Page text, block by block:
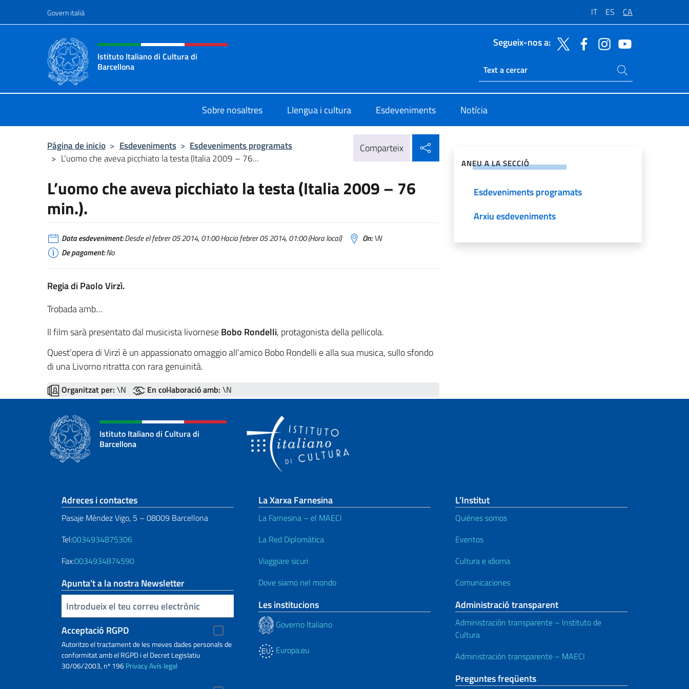
Govern italià IT ES CA
Intestazione sito, social e menù
Istituto Italiano di Cultura di
Barcellona
Segueix-nos a:
Ricerca sito live
Cerca en el web
Sobre nosaltres Llengua i cultura Esdeveniments Notícia
Página de inicio > Esdeveniments > Esdeveniments programats
> L’uomo che aveva picchiato la testa (Italia 2009 – 76...
Comparteix
L’uomo che aveva picchiato la testa (Italia 2009 – 76
min.).
Data esdeveniment:Desde el febrer 05 2014, 01:00 Hacia febrer 05 2014, 01:00 (Hora local) On:\N
De pagament:No
Regia di Paolo Virzì.
Trobada amb…
Il film sarà presentato dal musicista livorneseBobo Rondelli, protagonista della pellicola.
Quest’opera di Virzì è un appassionato omaggio all’amico Bobo Rondelli e alla sua musica, sullo sfondo
di una Livorno ritratta con rara genuinità.
Organitzat per: \N En col·laboració amb: \N
ANEU A LA SECCIÓ
Esdeveniments programats
Arxiu esdeveniments
Istituto Italiano di Cultura di
Barcellona
Sezione footer
Adreces i contactes
Pasaje Méndez Vigo, 5 – 08009 Barcellona
Tel:0034934875306
Fax:0034934874590
Apunta’t a la nostra Newsletter
Inserisci la tua email
Acceptació RGPD
Autoritzo el tractament de les meves dades personals de
conformitat amb el RGPD i el Decret Legislatiu
30/06/2003, nº 196PrivacyAvís legal
La Xarxa Farnesina
La Farnesina – el MAECI
La Red Diplomática
Viaggiare sicuri
Dove siamo nel mondo
Les institucions
Governo Italiano
Europa.eu
L’Institut
Quiénes somos
Eventos
Cultura e idioma
Comunicaciones
Administració transparent
Administración transparente – Instituto de
Cultura
Administración transparente – MAECI
Preguntes freqüents